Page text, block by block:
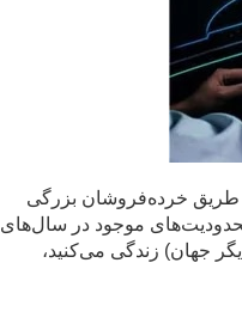
طریق خرده‌فروشان بزرگی
موجود در سال‌های
جهان) زندگی می‌کنید،